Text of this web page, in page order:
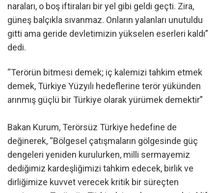
naraları, o boş iftiraları bir yel gibi geldi geçti. Zira,
güneş balçıkla sıvanmaz. Onların yalanları unutuldu
gitti ama geride devletimizin yükselen eserleri kaldı”
dedi.
“Terörün bitmesi demek; iç kalemizi tahkim etmek
demek, Türkiye Yüzyılı hedeflerine terör yükünden
arınmış güçlü bir Türkiye olarak yürümek demektir”
Bakan Kurum, Terörsüz Türkiye hedefine de
değinerek, “Bölgesel çatışmaların gölgesinde güç
dengeleri yeniden kurulurken, milli sermayemiz
dediğimiz kardeşliğimizi tahkim edecek, birlik ve
dirliğimize kuvvet verecek kritik bir süreçten